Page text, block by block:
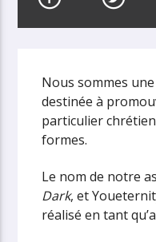
Nous sommes
destinée à
particulier
formes.
Le nom de notre
Dark, et
réalisé en tant